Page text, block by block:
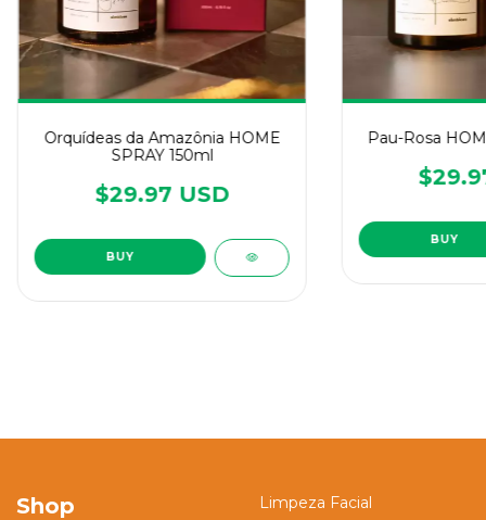
Orquídeas da Amazônia HOME
SPRAY 150ml
$29.97 USD
Pau-Rosa
Shop Limpeza Facial